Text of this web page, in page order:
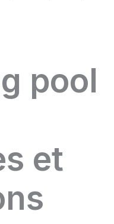
pool
et